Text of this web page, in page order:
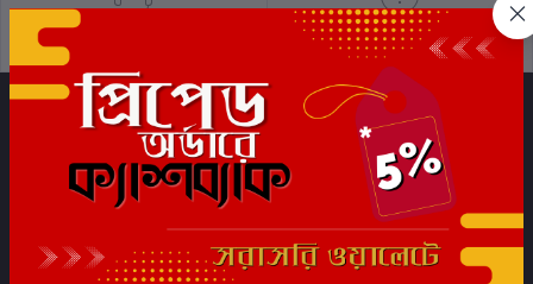
গোপনীয়তা নীতি
সাবস্ক্রাইব